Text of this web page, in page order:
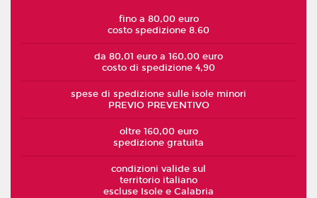
fino a 80,00 euro
costo spedizione 8.60
da 80,01 euro a 160,00 euro
costo di spedizione 4,90
spese di spedizione sulle isole minori
PREVIO PREVENTIVO
oltre 160,00 euro
spedizione gratuita
condizioni valide sul
territorio italiano
escluse Isole e Calabria